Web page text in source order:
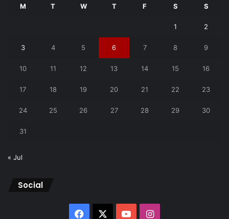
M T W T F S S
1 2
3 4 5 6 7 8 9
10 11 12 13 14 15 16
17 18 19 20 21 22 23
24 25 26 27 28 29 30
31
« Jul
Social
Facebook YouTubeInstagram